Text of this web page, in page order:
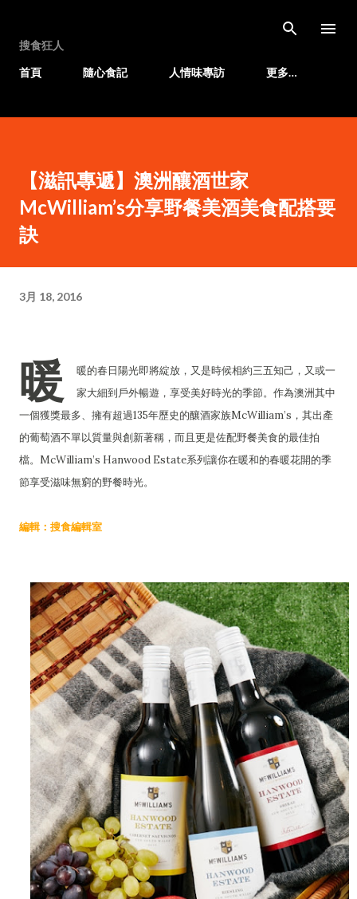
搜食狂人
首頁
隨心食記 人情味專訪 更多…
【滋訊專遞】澳洲釀酒世家
McWilliam’s分享野餐美酒美食配搭要
訣
3月 18, 2016
暖
暖的春日陽光即將綻放，又是時候相約三五知己，又或一
家大細到戶外暢遊，享受美好時光的季節。作為澳洲其中
一個獲獎最多、擁有超過135年歷史的釀酒家族McWilliam’s，其出產
的葡萄酒不單以質量與創新著稱，而且更是佐配野餐美食的最佳拍
檔。McWilliam’s Hanwood Estate系列讓你在暖和的春暖花開的季
節享受滋味無窮的野餐時光。
編輯：搜食編輯室